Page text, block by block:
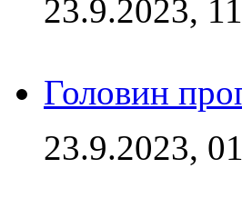
23.9.2023,
Головин
23.9.2023,